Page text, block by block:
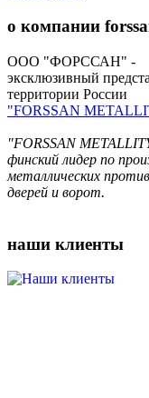
о компании
ООО "ФОРССАН" -
эксклюзивный
территории России
"FORSSAN
"FORSSAN
финский лидер по
металлических
дверей и ворот.
наши клиенты